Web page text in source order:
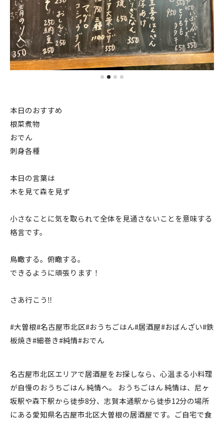
本日のおすすめ
根菜煮物
おでん
刺身各種
本日の言葉は
木を見て森を見ず
小さなことに気を取られて全体を見通さないことを意味する
格言です。
鳥瞰する。俯瞰する。
できるように頑張ります！
さあ行こう‼️
#大曽根#名古屋市北区#おうちごはん#居酒屋#おばんざい#鉄
板焼き#細巻き#純情#おでん
名古屋市北区エリアで居酒屋をお探しなら、心温まる小料理
が自慢のおうちごはん 純情へ。 おうちごはん 純情は、尼ヶ
坂駅や森下駅から徒歩8分、志賀本通駅から徒歩12分の場所
にある愛知県名古屋市北区大曽根の居酒屋です。ご自宅で食